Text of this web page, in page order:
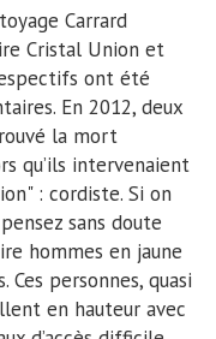
Carrard
Cristal Union et
ont été
En 2012, deux
la mort
qu’ils intervenaient
: cordiste. Si on
sans doute
hommes en jaune
personnes, quasi
en hauteur avec